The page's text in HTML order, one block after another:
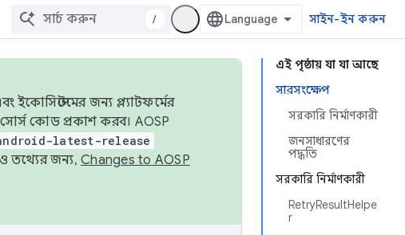
/ সাইন-ইন করুন
এই পৃষ্ঠায় যা যা আছে
সারসংক্ষেপ
সরকারি নির্মাণকারী
জনসাধারণের
পদ্ধতি
সরকারি নির্মাণকারী
RetryResultHelpe
r
জন্য প্ল্যাটফর্মের
সোর্স কোড প্রকাশ করব। AOSP
latest-release
তথ্যের জন্য, Changes to AOSP